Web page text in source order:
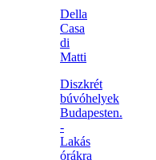
Della
Casa
di
Matti
Diszkrét
búvóhelyek
Budapesten.
-
Lakás
órákra